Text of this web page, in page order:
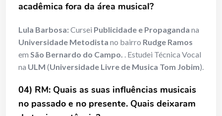
acadêmica fora da área musical?
Lula Barbosa:Cursei Publicidade e Propaganda na
Universidade Metodista no bairro Rudge Ramos
em São Bernardo do Campo. . Estudei Técnica Vocal
na ULM (Universidade Livre de Musica Tom Jobim).
04) RM: Quais as suas influências musicais
no passado e no presente. Quais deixaram